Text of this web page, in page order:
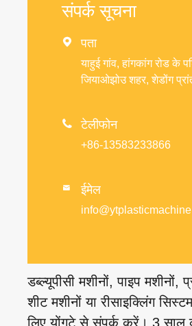
संपर्क सूचना
 पता
याहुई गांव, हांगकांग रोड के
जियाओझोउ शहर, शेडोंग
 टेलीफोन
+86-13583233866
 ईमेल
डब्ल्यूपीसी मशीनों, पाइप मशीनों,
शीट मशीनों या रीसाइक्लिंग
लिए योंगटे से संपर्क करें। 3 साल